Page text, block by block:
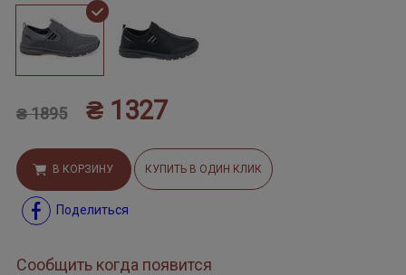
₴ 1895 ₴ 1327
В КОРЗИНУ КУПИТЬ В ОДИН КЛИК
Поделиться
Сообщить когда появится